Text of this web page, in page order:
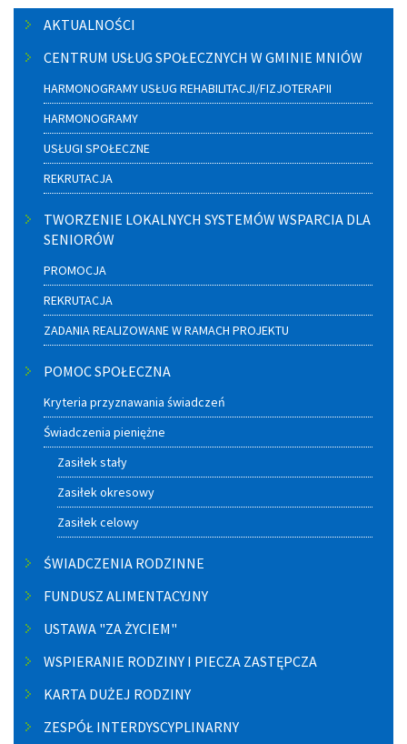
MenuAKTUALNOŚCI
CENTRUM USŁUG SPOŁECZNYCH W GMINIE MNIÓW
HARMONOGRAMY USŁUG REHABILITACJI/FIZJOTERAPII
HARMONOGRAMY
USŁUGI SPOŁECZNE
REKRUTACJA
TWORZENIE LOKALNYCH SYSTEMÓW WSPARCIA DLA
SENIORÓW
PROMOCJA
REKRUTACJA
ZADANIA REALIZOWANE W RAMACH PROJEKTU
POMOC SPOŁECZNA
Kryteria przyznawania świadczeń
Świadczenia pieniężne
Zasiłek stały
Zasiłek okresowy
Zasiłek celowy
ŚWIADCZENIA RODZINNE
FUNDUSZ ALIMENTACYJNY
USTAWA "ZA ŻYCIEM"
WSPIERANIE RODZINY I PIECZA ZASTĘPCZA
KARTA DUŻEJ RODZINY
ZESPÓŁ INTERDYSCYPLINARNY